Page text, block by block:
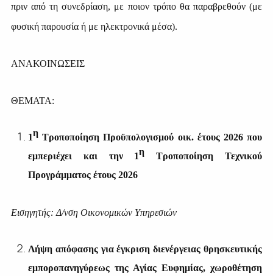
πριν από τη συνεδρίαση, με ποιον τρόπο θα παραβρεθούν (με
φυσική παρουσία ή με ηλεκτρονικά μέσα).
ΑΝΑΚΟΙΝΩΣΕΙΣ
ΘΕΜΑΤΑ:
1ηΤροποποίηση Προϋπολογισμού οικ. έτους 2026 που
εμπεριέχει και την 1η Τροποποίηση Τεχνικού
Προγράμματος έτους 2026
Εισηγητής: Δ/νση Οικονομικών Υπηρεσιών
Λήψη απόφασης για έγκριση διενέργειας θρησκευτικής
εμποροπανηγύρεως της Αγίας Ευφημίας, χωροθέτηση